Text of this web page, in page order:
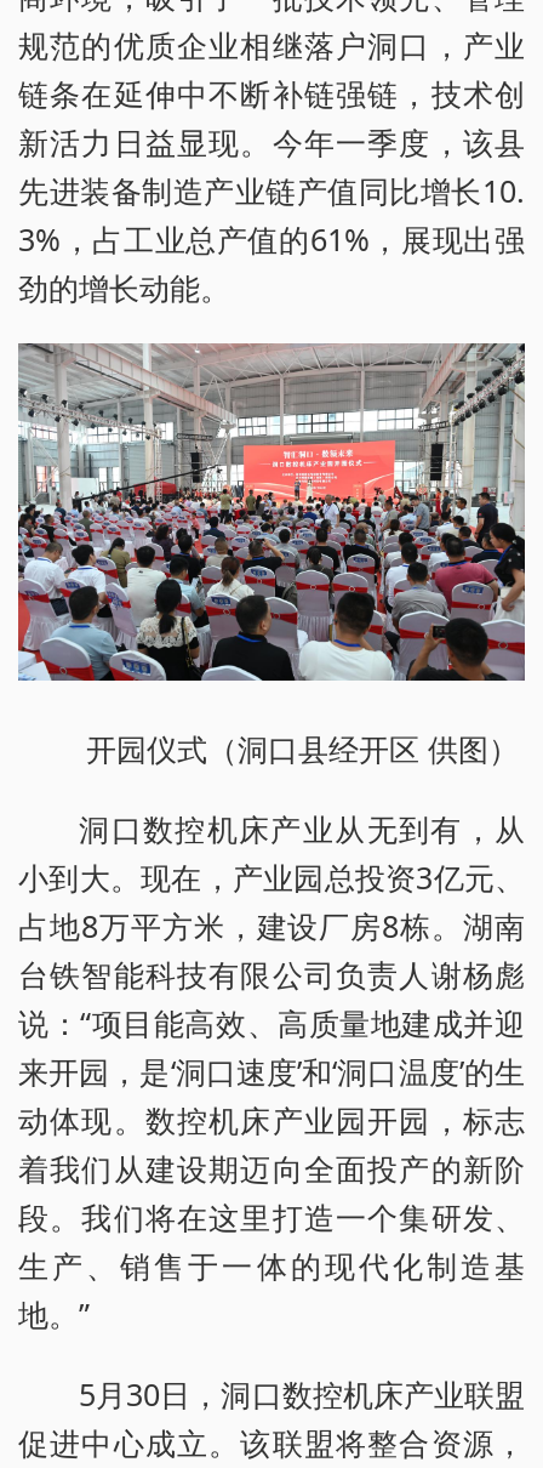
规范的优质企业相继落户洞口，产业
链条在延伸中不断补链强链，技术创
新活力日益显现。今年一季度，该县
先进装备制造产业链产值同比增长10.
3%，占工业总产值的61%，展现出强
劲的增长动能。
开园仪式（洞口县经开区 供图）
洞口数控机床产业从无到有，从
小到大。现在，产业园总投资3亿元、
占地8万平方米，建设厂房8栋。湖南
台铁智能科技有限公司负责人谢杨彪
说：“项目能高效、高质量地建成并迎
来开园，是‘洞口速度’和‘洞口温度’的生
动体现。数控机床产业园开园，标志
着我们从建设期迈向全面投产的新阶
段。我们将在这里打造一个集研发、
生产、销售于一体的现代化制造基
地。”
5月30日，洞口数控机床产业联盟
促进中心成立。该联盟将整合资源，